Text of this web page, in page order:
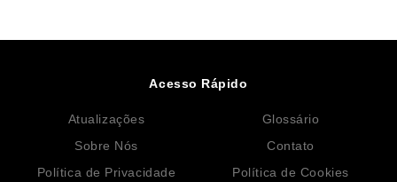
Acesso Rápido
Atualizações
Glossário
Sobre Nós
Contato
Política de Privacidade
Política de Cookies